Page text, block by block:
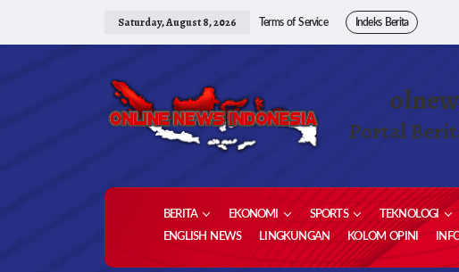
Saturday, August 8, 2026 Terms of Service Indeks Berita
Portal
BERITA EKONOMI SPORTS TEKNOLOGI
ENGLISH NEWS
LINGKUNGAN KOLOM OPINI